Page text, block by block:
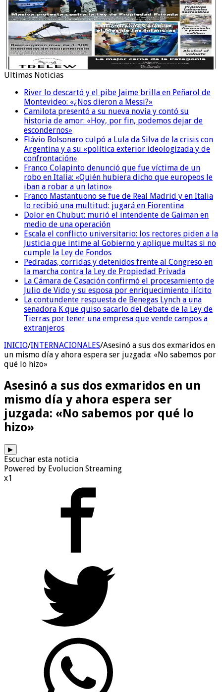
Ultimas Noticias
River lo descartó y el pibe Jaime brilla en Peñarol de
Montevideo: «¿Nos dieron a Messi?»
Camilota presentó a su nueva novia y contó su
historia de amor: «Hoy, por fin, podemos dejar de
escondernos»
Flávio Bolsonaro culpó a Lula da Silva de la crisis con
Argentina y a su «política exterior ideologizada y de
confrontación»
Franco Colapinto denunció que fue víctima de un
robo en Italia: «Quién hubiera dicho que europeos le
iban a robar a un latino»
Franco Mastantuono se fue de Real Madrid y en Italia
lo recibió una multitud: jugará en Fiorentina
Dolor en Chubut: murió el intendente de Gaiman en
medio de una operación
Escala el conflicto universitario: los rectores piden a la
Justicia que intime al Gobierno y aplique multas si no
cumple la Ley de Fondos
Pedradas, corridas y detenidos frente al Congreso en
la marcha contra la Ley de Propiedad Privada
La Cámara de Casación confirmó el procesamiento de
Julio de Vido y su esposa por enriquecimiento ilícito
La contundente respuesta de Benegas Lynch a una
senadora K que quiso sacarlo del debate de la Ley de
Tierras por tener una empresa que vende campos a
extranjeros
INICIO/INTERNACIONALES/Asesinó a sus dos exmaridos en
un mismo día y ahora espera ser juzgada: «No sabemos por
qué lo hizo»
Asesinó a sus dos exmaridos en un
mismo día y ahora espera ser
juzgada: «No sabemos por qué lo
hizo»
▶
Escuchar esta noticia
Powered by Evolucion Streaming
x1